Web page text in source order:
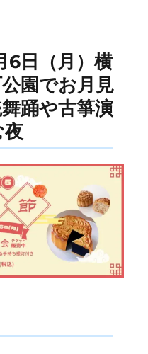
6日（月）横
園でお月見
踊や古箏演
夜